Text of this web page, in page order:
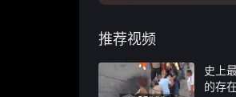
推荐视频
史上
的存在